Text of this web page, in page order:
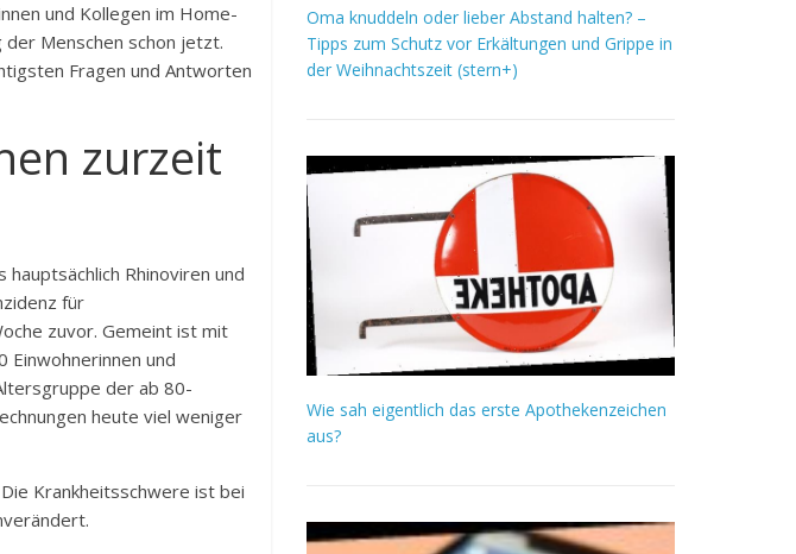
und Kollegen im Home-
der Menschen schon jetzt.
Fragen und Antworten
zurzeit
Rhinoviren und
für
zuvor. Gemeint ist mit
Einwohnerinnen und
der ab 80-
heute viel weniger
Krankheitsschwere ist bei
Oma knuddeln oder lieber Abstand halten? –
Tipps zum Schutz vor Erkältungen und Grippe in
der Weihnachtszeit (stern+)
Wie sah eigentlich das erste Apothekenzeichen
aus?